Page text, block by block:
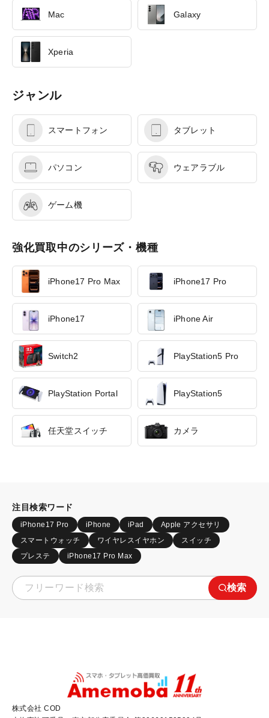
Mac Galaxy
Xperia
ジャンル
スマートフォン タブレット
パソコン ウェアラブル
ゲーム機
強化買取中のシリーズ・機種
iPhone17 Pro Max iPhone17 Pro
iPhone17 iPhone Air
Switch2 PlayStation5 Pro
PlayStation Portal PlayStation5
任天堂スイッチ カメラ
注目検索ワード
iPhone17 Pro iPhone iPad
Apple アクセサリ
スマートウォッチ
ワイヤレスイヤホン
スイッチ
プレステ
iPhone17 Pro Max
検索
株式会社 COD